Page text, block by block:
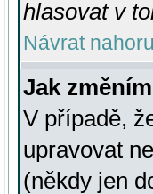
hlasovat v
Návrat nahoru
Jak
V případě,
upravovat
(někdy jen